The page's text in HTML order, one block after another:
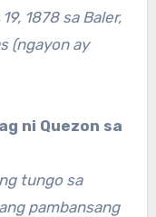
1878 sa Baler,
(ngayon ay
ni Quezon sa
tungo sa
pambansang